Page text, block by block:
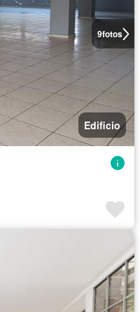
9fotos
Edificio